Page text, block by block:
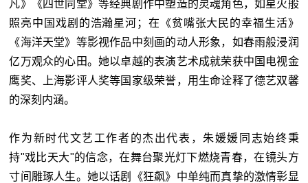
凡》《四世同堂》等经典剧作中塑造的灵魂角色，如星火般
照亮中国戏剧的浩瀚星河；在《贫嘴张大民的幸福生活》
《海洋天堂》等影视作品中刻画的动人形象，如春雨般浸润
亿万观众的心田。她以卓越的表演艺术成就荣获中国电视金
鹰奖、上海影评人奖等国家级荣誉，用生命诠释了德艺双馨
的深刻内涵。
作为新时代文艺工作者的杰出代表，朱媛媛同志始终秉
持"戏比天大"的信念，在舞台聚光灯下燃烧青春，在镜头方
寸间雕琢人生。她以话剧《狂飙》中单纯而真挚的激情彰显